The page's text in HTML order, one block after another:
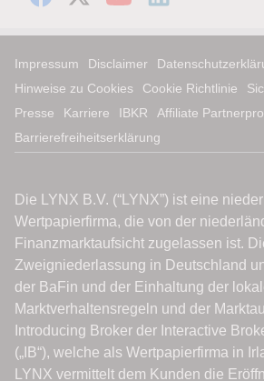
Impressum Disclaimer
Hinweise zu Cookies
Cookie Richtlinie
Presse
Karriere IBKR
Affiliate
Barrierefreiheitserklärung